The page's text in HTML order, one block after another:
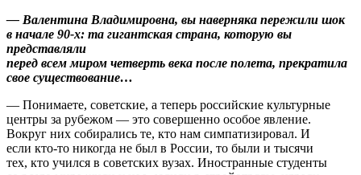
— Валентина Владимировна, вы наверняка пережили шок
в начале 90-х: та гигантская страна, которую вы
представляли
перед всем миром четверть века после полета, прекратила
свое существование…
— Понимаете, советские, а теперь российские культурные
центры за рубежом — это совершенно особое явление.
Вокруг них собирались те, кто нам симпатизировал. И
если кто-то никогда не был в России, то были и тысячи
тех, кто учился в советских вузах. Иностранные студенты